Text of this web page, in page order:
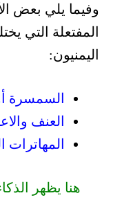
وفيما يلي بعض
المفتعلة التي
اليمنيون:
السمسرة
العنف
المهاترات
هنا يظهر